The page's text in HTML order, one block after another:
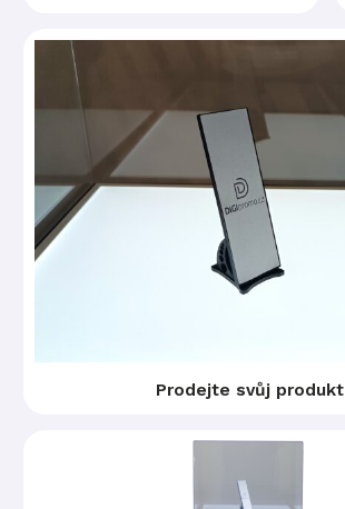
Prodejte svůj produkt